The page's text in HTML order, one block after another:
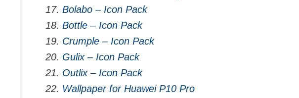
Bolabo – Icon Pack
Bottle – Icon Pack
Crumple – Icon Pack
Gulix – Icon Pack
Outlix – Icon Pack
Wallpaper for Huawei P10 Pro